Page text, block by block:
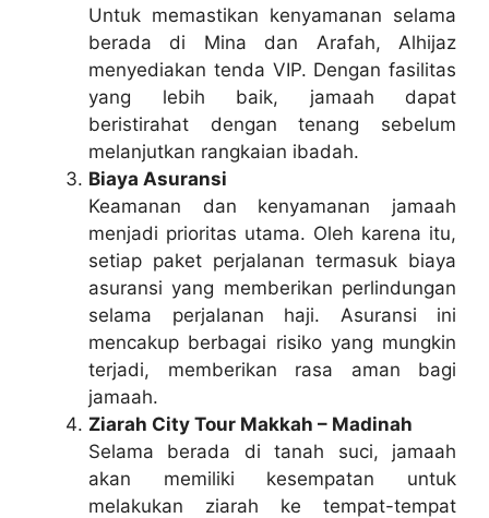
Untuk memastikan kenyamanan selama
berada di Mina dan Arafah, Alhijaz
menyediakan tenda VIP. Dengan fasilitas
yang lebih baik, jamaah dapat
beristirahat dengan tenang sebelum
melanjutkan rangkaian ibadah.
Biaya Asuransi
Keamanan dan kenyamanan jamaah
menjadi prioritas utama. Oleh karena itu,
setiap paket perjalanan termasuk biaya
asuransi yang memberikan perlindungan
selama perjalanan haji. Asuransi ini
mencakup berbagai risiko yang mungkin
terjadi, memberikan rasa aman bagi
jamaah.
Ziarah City Tour Makkah – Madinah
Selama berada di tanah suci, jamaah
akan memiliki kesempatan untuk
melakukan ziarah ke tempat-tempat